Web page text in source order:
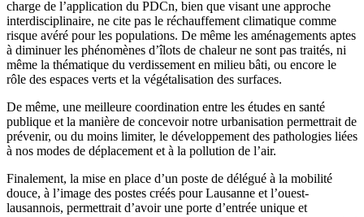
charge de l’application du PDCn, bien que visant une approche
interdisciplinaire, ne cite pas le réchauffement climatique comme
risque avéré pour les populations. De même les aménagements aptes
à diminuer les phénomènes d’îlots de chaleur ne sont pas traités, ni
même la thématique du verdissement en milieu bâti, ou encore le
rôle des espaces verts et la végétalisation des surfaces.
De même, une meilleure coordination entre les études en santé
publique et la manière de concevoir notre urbanisation permettrait de
prévenir, ou du moins limiter, le développement des pathologies liées
à nos modes de déplacement et à la pollution de l’air.
Finalement, la mise en place d’un poste de délégué à la mobilité
douce, à l’image des postes créés pour Lausanne et l’ouest-
lausannois, permettrait d’avoir une porte d’entrée unique et